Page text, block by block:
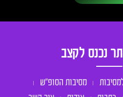
נכנס לקצב
מסיבות הסופ״ש